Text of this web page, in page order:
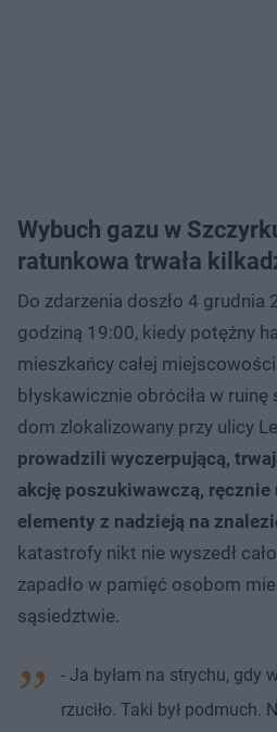
Wybuch gazu w
ratunkowa trwała
Do zdarzenia doszło 4 grudnia
godziną 19:00, kiedy potężny
mieszkańcy całej
błyskawicznie obróciła w
dom zlokalizowany przy ulicy
prowadzili wyczerpującą,
akcję poszukiwawczą,
elementy z nadzieją na
katastrofy nikt nie wyszedł
zapadło w pamięć osobom
sąsiedztwie.
- Ja byłam na strychu, gdy
rzuciło. Taki był podmuch.